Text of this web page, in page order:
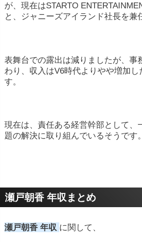
が、現在はSTARTO
と、ジャニーズアイランド社長を兼
表舞台での露出は減りましたが、事
わり、収入はV6時代よりやや増加し
す。
現在は、責任ある経営幹部として、
題の解決に取り組んでいるそうです。
瀬戸朝香 年収まとめ
瀬戸朝香 年収 に関して、